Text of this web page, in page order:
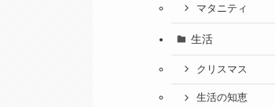
マタニティ
生活
クリスマス
生活の知恵